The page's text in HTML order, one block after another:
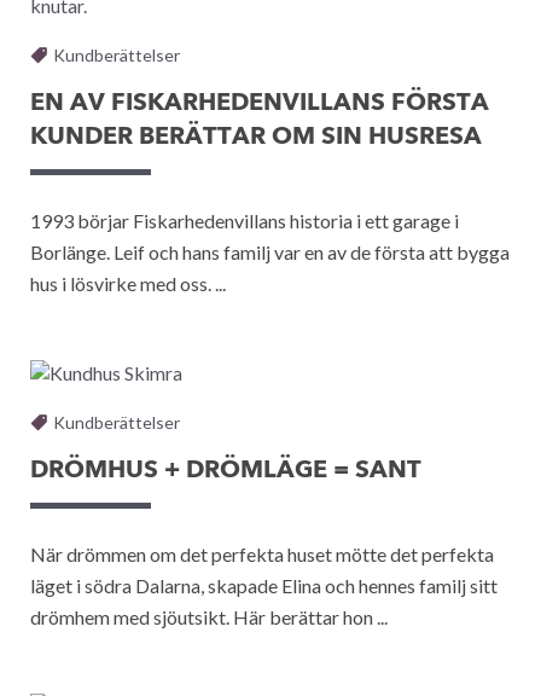
Kundberättelser
EN AV FISKARHEDENVILLANS FÖRSTA
KUNDER BERÄTTAR OM SIN HUSRESA
1993 börjar Fiskarhedenvillans historia i ett garage i
Borlänge. Leif och hans familj var en av de första att bygga
hus i lösvirke med oss. ...
Kundberättelser
DRÖMHUS + DRÖMLÄGE = SANT
När drömmen om det perfekta huset mötte det perfekta
läget i södra Dalarna, skapade Elina och hennes familj sitt
drömhem med sjöutsikt. Här berättar hon ...